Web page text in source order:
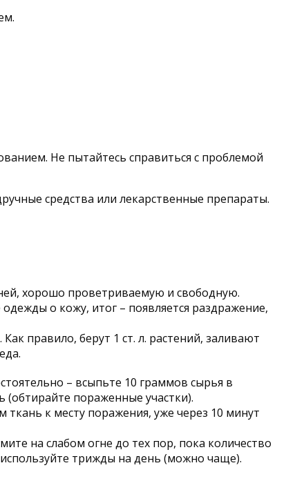
Не пытайтесь справиться с проблемой
средства или лекарственные препараты.
хорошо проветриваемую и свободную.
о кожу, итог – появляется раздражение,
правило, берут 1 ст. л. растений, заливают
– всыпьте 10 граммов сырья в
(обтирайте пораженные участки).
к месту поражения, уже через 10 минут
на слабом огне до тех пор, пока количество
трижды на день (можно чаще).